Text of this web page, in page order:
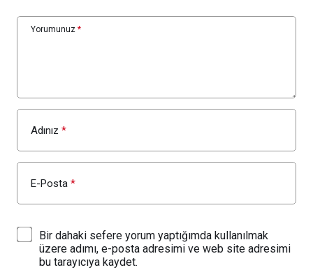
Yorumunuz *
Adınız *
E-Posta *
Bir dahaki sefere yorum yaptığımda kullanılmak
üzere adımı, e-posta adresimi ve web site adresimi
bu tarayıcıya kaydet.